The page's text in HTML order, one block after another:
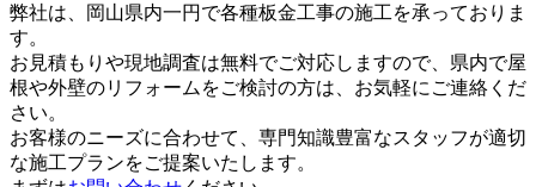
弊社は、岡山県内一円で各種板金工事の施工を承っておりま
す。
お見積もりや現地調査は無料でご対応しますので、県内で屋
根や外壁のリフォームをご検討の方は、お気軽にご連絡くだ
さい。
お客様のニーズに合わせて、専門知識豊富なスタッフが適切
な施工プランをご提案いたします。